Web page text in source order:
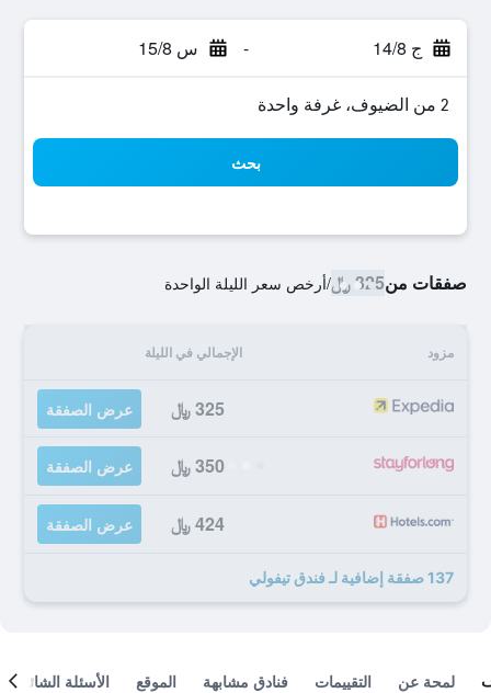
ج 14/8 - س 15/8
2 من الضيوف، غرفة واحدة
بحث
صفقات من325 ﷼ /أرخص سعر الليلة الواحدة
مزود الإجمالي في الليلة
325 ﷼ عرض الصفقة
350 ﷼ عرض الصفقة
424 ﷼ عرض الصفقة
137 صفقة إضافية لـ فندق تيفولي
لمحة عن التقييمات فنادق مشابهة الموقع الأسئلة الشائعة